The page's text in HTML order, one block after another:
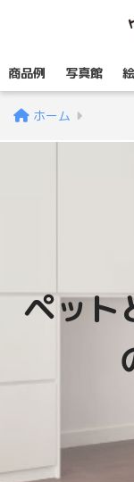
商品例 写真館
ホーム
ペット